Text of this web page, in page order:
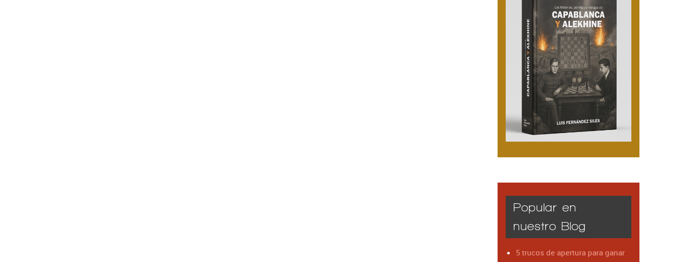
Popular en
nuestro Blog
5 trucos de apertura para ganar